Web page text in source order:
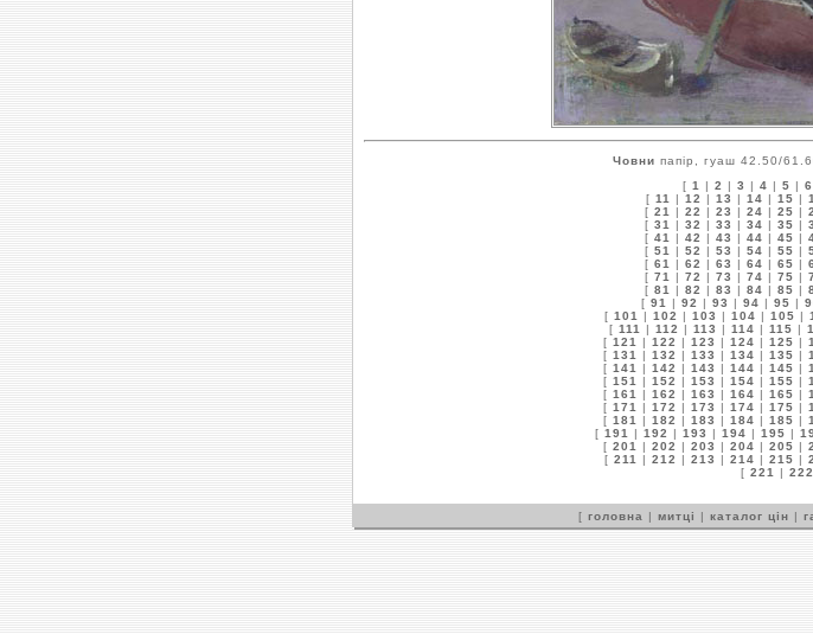
Човни папір, гуаш 42.50/
[ 1 | 2 | 3 | 4 | 5 | 6
[ 11 | 12 | 13 | 14 | 15 |
[ 21 | 22 | 23 | 24 | 25 |
[ 31 | 32 | 33 | 34 | 35 |
[ 41 | 42 | 43 | 44 | 45 |
[ 51 | 52 | 53 | 54 | 55 |
[ 61 | 62 | 63 | 64 | 65 |
[ 71 | 72 | 73 | 74 | 75 |
[ 81 | 82 | 83 | 84 | 85 |
[ 91 | 92 | 93 | 94 | 95 |
[ 101 | 102 | 103 | 104 | 105 |
[ 111 | 112 | 113 | 114 | 115 |
[ 121 | 122 | 123 | 124 | 125 |
[ 131 | 132 | 133 | 134 | 135 |
[ 141 | 142 | 143 | 144 | 145 |
[ 151 | 152 | 153 | 154 | 155 |
[ 161 | 162 | 163 | 164 | 165 |
[ 171 | 172 | 173 | 174 | 175 |
[ 181 | 182 | 183 | 184 | 185 |
[ 191 | 192 | 193 | 194 | 195 |
[ 201 | 202 | 203 | 204 | 205 |
[ 211 | 212 | 213 | 214 | 215 |
[ 221 | 222
[ головна | митці | каталог цін |